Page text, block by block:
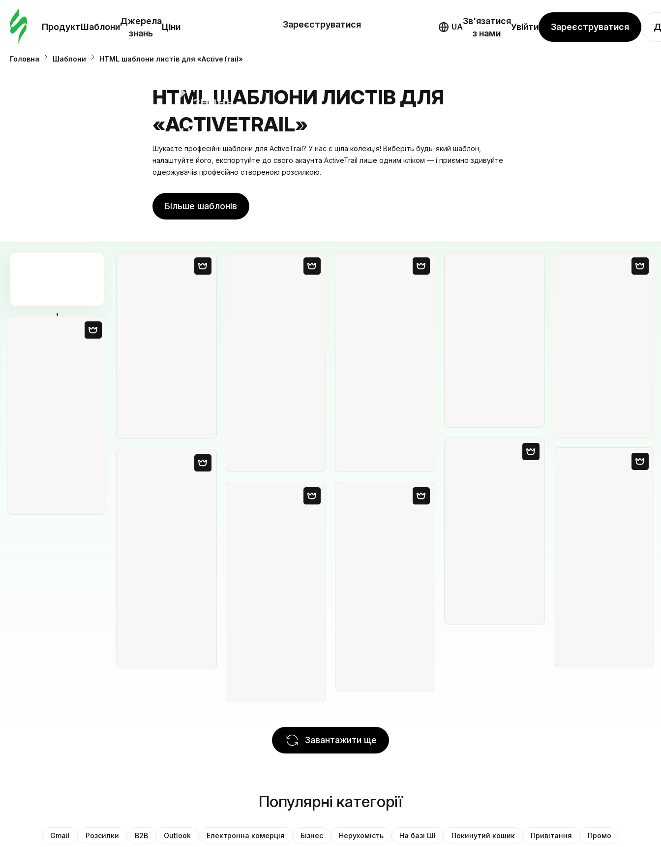
ПродуктШаблони
Джерела
знань
Ціни
Шаблони
знань
Ціни
Зареєструватися UA
Зв'язатися
з нами
Увійти Зареєструватися
Головна Шаблони HTML шаблони листів для «ActiveTrail»
HTML ШАБЛОНИ ЛИСТІВ ДЛЯ
«ACTIVETRAIL»
Шукаєте професійні шаблони для ActiveTrail? У нас є ціла колекція! Виберіть будь-який шаблон,
налаштуйте його, експортуйте до свого акаунта ActiveTrail лише одним кліком — і приємно здивуйте
одержувачів професійно створеною розсилкою.
Більше шаблонів
Завантажити ще
Популярні категорії
Gmail Розсилки B2B Outlook Електронна комерція Бізнес Нерухомість На базі ШІ Покинутий кошик Привітання Промо